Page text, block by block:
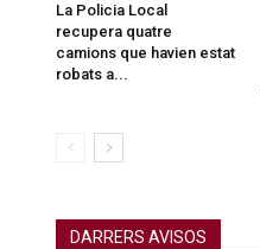
La Policia Local
recupera quatre
camions que havien estat
robats a...
DARRERS AVISOS